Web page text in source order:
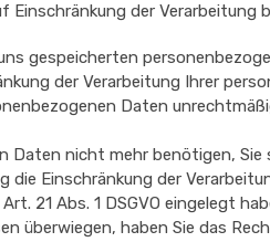
Einschränkung der Verarbeitung
gespeicherten
der Verarbeitung Ihrer
Daten
Daten nicht mehr benötigen,
Einschränkung der
21 Abs. 1 DSGVO eingelegt
haben Sie das